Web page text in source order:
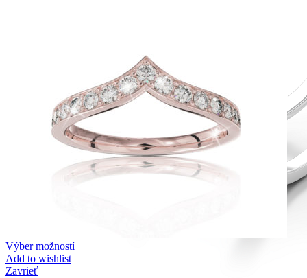
Výber možností
Add to wishlist
Zavrieť